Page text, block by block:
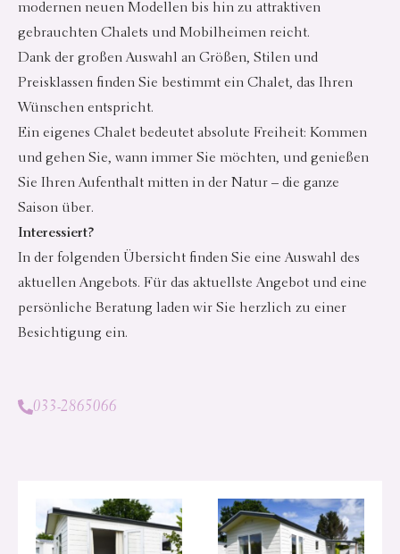
modernen neuen Modellen bis hin zu attraktiven
gebrauchten Chalets und Mobilheimen reicht.
Dank der großen Auswahl an Größen, Stilen und
Preisklassen finden Sie bestimmt ein Chalet, das Ihren
Wünschen entspricht.
Ein eigenes Chalet bedeutet absolute Freiheit: Kommen
und gehen Sie, wann immer Sie möchten, und genießen
Sie Ihren Aufenthalt mitten in der Natur – die ganze
Saison über.
Interessiert?
In der folgenden Übersicht finden Sie eine Auswahl des
aktuellen Angebots. Für das aktuellste Angebot und eine
persönliche Beratung laden wir Sie herzlich zu einer
Besichtigung ein.
033-2865066